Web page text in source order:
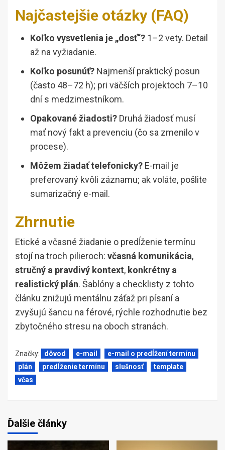
Najčastejšie otázky (FAQ)
Koľko vysvetlenia je „dosť“? 1–2 vety. Detail
až na vyžiadanie.
Koľko posunúť? Najmenší praktický posun
(často 48–72 h); pri väčších projektoch 7–10
dní s medzimestníkom.
Opakované žiadosti? Druhá žiadosť musí
mať nový fakt a prevenciu (čo sa zmenilo v
procese).
Môžem žiadať telefonicky? E-mail je
preferovaný kvôli záznamu; ak voláte, pošlite
sumarizačný e-mail.
Zhrnutie
Etické a včasné žiadanie o predĺženie termínu
stojí na troch pilieroch: včasná komunikácia,
stručný a pravdivý kontext, konkrétny a
realistický plán. Šablóny a checklisty z tohto
článku znižujú mentálnu záťaž pri písaní a
zvyšujú šancu na férové, rýchle rozhodnutie bez
zbytočného stresu na oboch stranách.
Značky: dôvod e-mail
e-mail o predĺžení termínu
plán
predĺženie termínu slušnosť
template
včas
Ďalšie články